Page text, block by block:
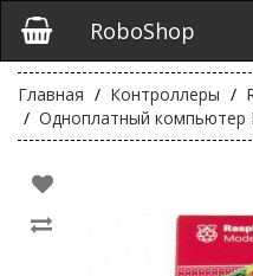
RoboShop
Главная Контроллеры
Одноплатный компьютер